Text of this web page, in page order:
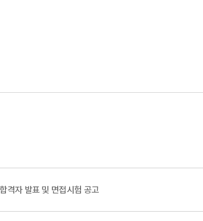
격자 발표 및 면접시험 공고